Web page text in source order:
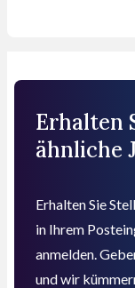
Erhalten
ähnliche
Erhalten Sie
in Ihrem
anmelden.
und wir